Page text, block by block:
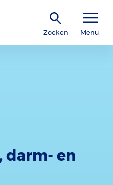
Zoeken Menu
darm- en